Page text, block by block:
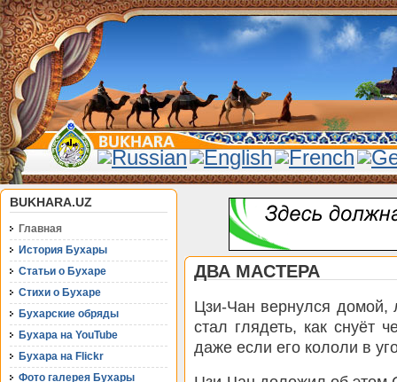
BUKHARA.UZ
Главная
История Бухары
Статьи о Бухаре
Стихи о Бухаре
Бухарские обряды
Бухара на YouTube
Бухара на Flickr
Фото галерея Бухары
ДВА МАСТЕРА
Цзи-Чан вернулся домой,
стал глядеть, как снуёт
даже если его кололи в